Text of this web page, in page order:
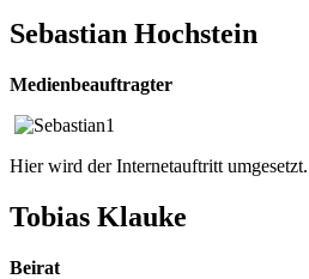
Sebastian Hochstein
Medienbeauftragter
Hier wird der Internetauftritt umgesetzt.
Tobias Klauke
Beirat